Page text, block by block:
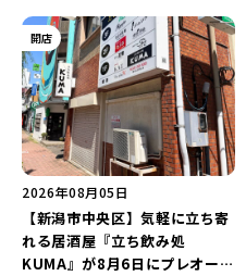
開店
2026年08月05日
【新潟市中央区】気軽に立ち寄
れる居酒屋『立ち飲み処
KUMA』が8月6日にプレオープ